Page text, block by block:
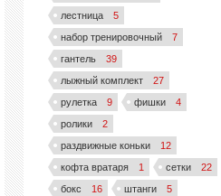
лестница
5
набор тренировочный
7
гантель
39
лыжный комплект
27
рулетка
9 фишки
4
ролики
2
раздвижные коньки
12
кофта вратаря
1 сетки
22
бокс
16 штанги
5